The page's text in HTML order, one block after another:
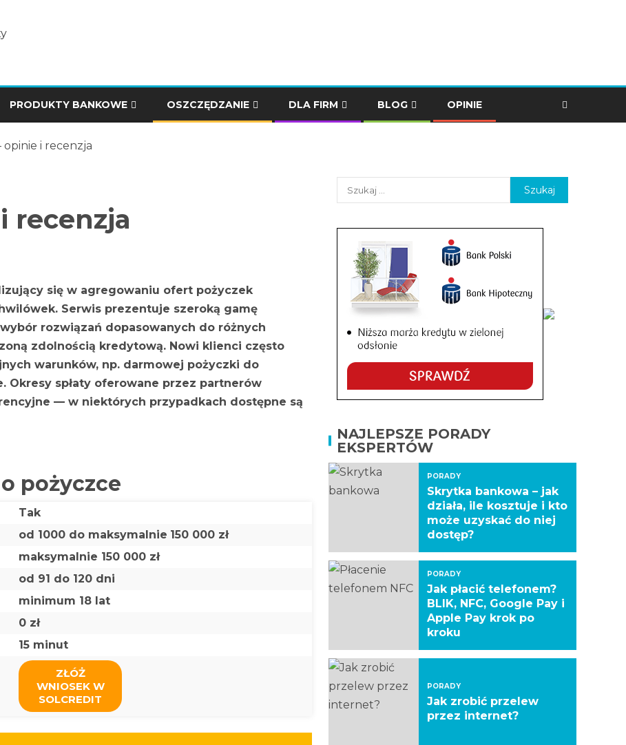
PRODUKTY BANKOWE OSZCZĘDZANIE DLA FIRM BLOG OPINIE
opinie i recenzja
recenzja
się w agregowaniu ofert pożyczek
Serwis prezentuje szeroką gamę
rozwiązań dopasowanych do różnych
zdolnością kredytową. Nowi klienci często
warunków, np. darmowej pożyczki do
Okresy spłaty oferowane przez partnerów
— w niektórych przypadkach dostępne są
pożyczce
Tak
od 1000 do maksymalnie 150 000 zł
maksymalnie 150 000 zł
od 91 do 120 dni
minimum 18 lat
0 zł
15 minut
ZŁÓŻ
WNIOSEK W
SOLCREDIT
NAJLEPSZE PORADY
EKSPERTÓW
PORADY
Skrytka bankowa – jak
działa, ile kosztuje i kto
może uzyskać do niej
dostęp?
PORADY
Jak płacić telefonem?
BLIK, NFC, Google Pay i
Apple Pay krok po
kroku
PORADY
Jak zrobić przelew
przez internet?